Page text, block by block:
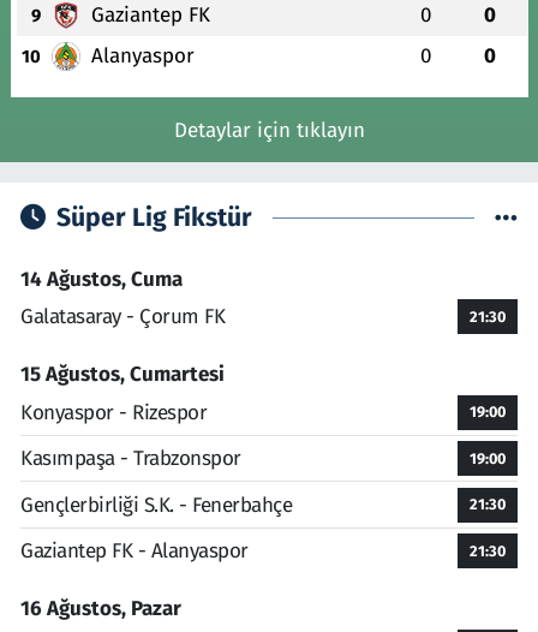
9 Gaziantep FK 0 0
10 Alanyaspor 0 0
Detaylar için tıklayın
Süper Lig Fikstür
14 Ağustos, Cuma
Galatasaray - Çorum FK
21:30
15 Ağustos, Cumartesi
Konyaspor - Rizespor
19:00
Kasımpaşa - Trabzonspor 19:00
Gençlerbirliği S.K. - Fenerbahçe 21:30
Gaziantep FK - Alanyaspor 21:30
16 Ağustos, Pazar